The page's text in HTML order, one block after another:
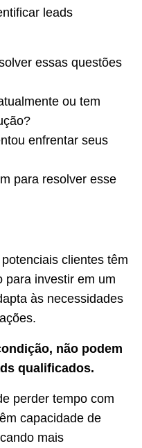
leads
essas questões
ou tem
enfrentar seus
para resolver esse
clientes têm
para investir em um
às necessidades
não podem
qualificados.
perder tempo com
capacidade de
mais